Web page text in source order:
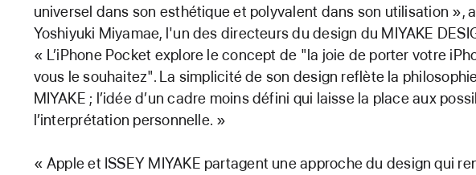
universel dans son esthétique et polyvalent dans son utilisation »,
Yoshiyuki Miyamae, l'un des directeurs du design du MIYAKE
« L’iPhone Pocket explore le concept de "la joie de porter votre
vous le souhaitez". La simplicité de son design reflète la philosophie
MIYAKE ; l’idée d’un cadre moins défini qui laisse la place aux
l’interprétation personnelle. »
« Apple et ISSEY MIYAKE partagent une approche du design qui